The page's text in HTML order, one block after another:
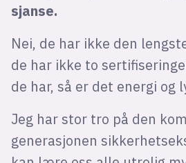
sjanse.
Nei, de har ikke den
de har ikke to
de har, så er det energi
Jeg har stor tro på den
generasjonen